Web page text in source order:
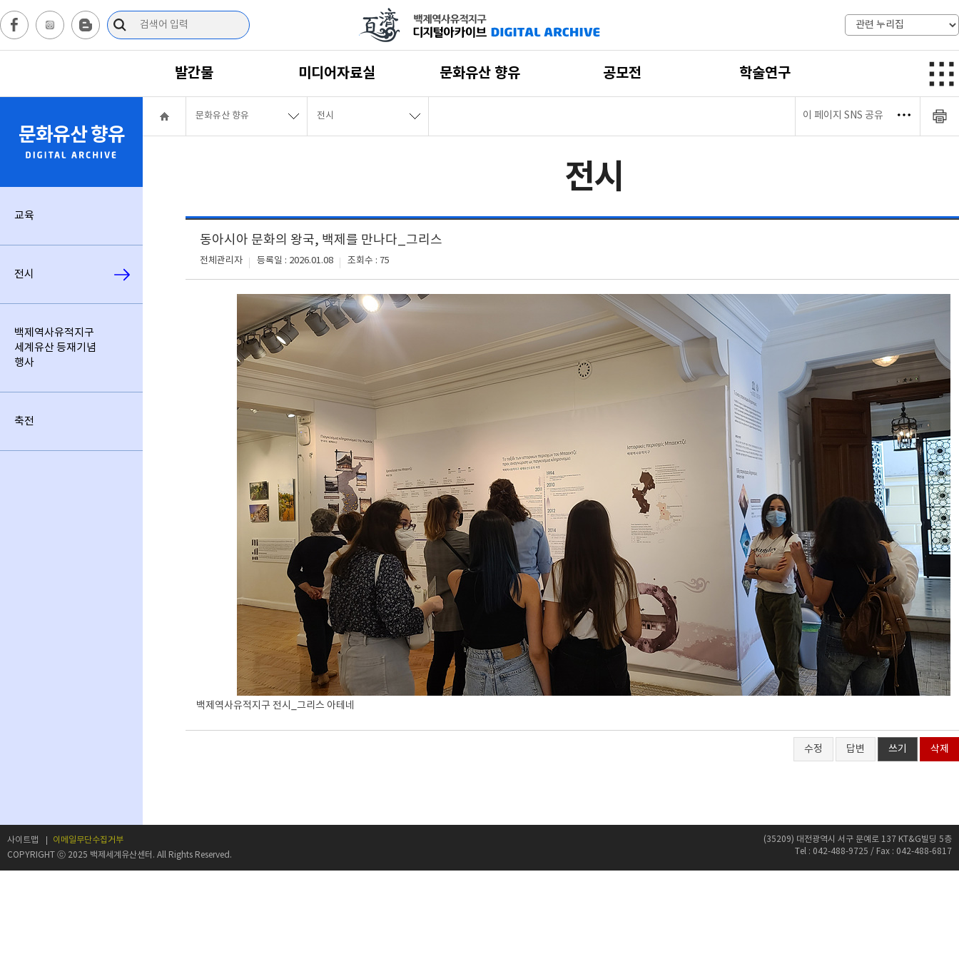
발간물 미디어자료실 문화유산 향유 공모전 학술연구
문화유산 향유
교육
전시
백제역사유적지구
세계유산 등재기념
행사
축전
문화유산 향유 전시 이 페이지 SNS 공유
전시
동아시아 문화의 왕국, 백제를 만나다_그리스
전체관리자 등록일 : 2026.01.08 조회수 : 75
백제역사유적지구 전시_그리스 아테네
수정 답변 쓰기 삭제
사이트맵
이메일무단수집거부
COPYRIGHT ⓒ 2025 백제세계유산센터. All Rights Reserved.
(35209) 대전광역시 서구 문예로 137 KT&G빌딩 5층
Tel : 042-488-9725 / Fax : 042-488-6817